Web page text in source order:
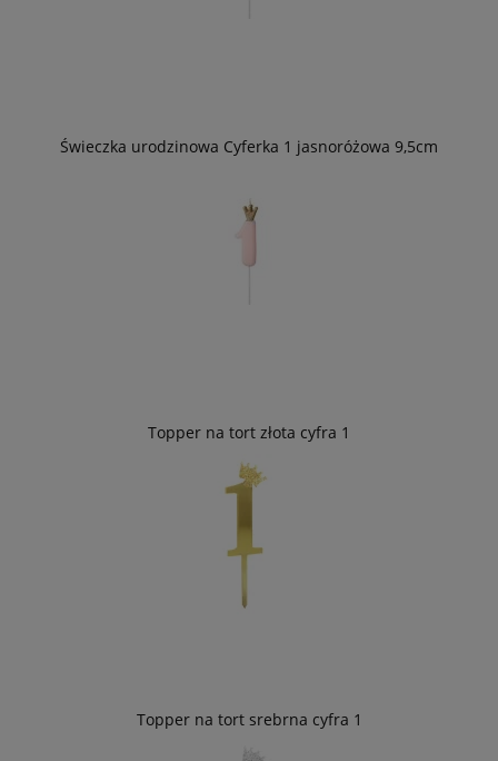
Świeczka urodzinowa Cyferka 1 jasnoróżowa 9,5cm
Topper na tort złota cyfra 1
Topper na tort srebrna cyfra 1